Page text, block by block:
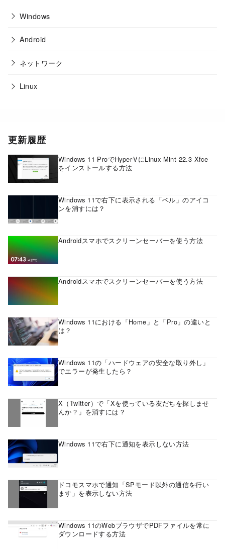
Windows
Android
ネットワーク
Linux
更新履歴
Windows 11 ProでHyper-VにLinux Mint 22.3 Xfce
をインストールする方法
Windows 11で右下に表示される「ベル」のアイコ
ンを消すには？
Androidスマホでスクリーンセーバーを使う方法
Androidスマホでスクリーンセーバーを使う方法
Windows 11における「Home」と「Pro」の違いと
は？
Windows 11の「ハードウェアの安全な取り外し」
でエラーが発生したら？
X（Twitter）で「Xを使っている友だちを探しませ
んか？」を消すには？
Windows 11で右下に通知を表示しない方法
ドコモスマホで通知「SPモード以外の通信を行い
ます」を表示しない方法
Windows 11のWebブラウザでPDFファイルを常に
ダウンロードする方法